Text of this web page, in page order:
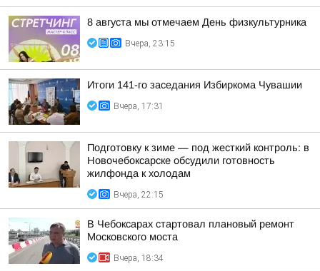
8 августа мы отмечаем День физкультурника
Вчера, 23:15
Итоги 141-го заседания Избиркома Чувашии
Вчера, 17:31
Подготовку к зиме — под жесткий контроль: в
Новочебоксарске обсудили готовность
жилфонда к холодам
Вчера, 22:15
В Чебоксарах стартовал плановый ремонт
Московского моста
Вчера, 18:34